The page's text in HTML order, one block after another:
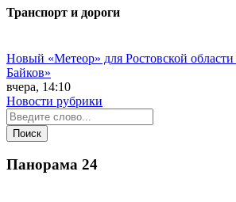
Транспорт и дороги
Новый «Метеор» для Ростовской
Байков»
вчера, 14:10
Новости рубрики
Панорама 24